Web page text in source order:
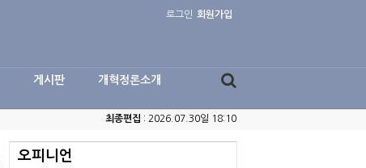
로그인 회원가입
게시판 개혁정론소개
최종편집 : 2026.07.30일 18:10
오피니언